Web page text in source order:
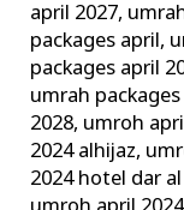
april 2027,
packages april,
packages april
umrah
2028, umroh
2024 alhijaz,
2024 hotel dar